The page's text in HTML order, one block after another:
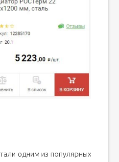
одним из популярных